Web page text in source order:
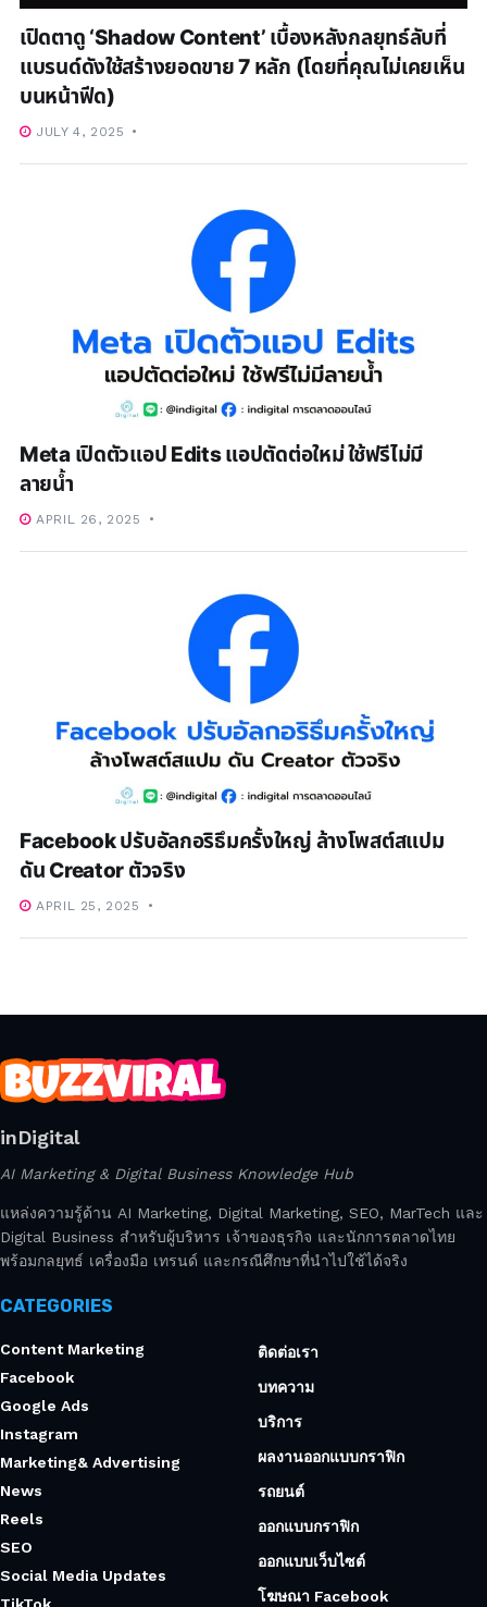
เปิดตาดู ‘Shadow Content’ เบื้องหลังกลยุทธ์ลับที่
แบรนด์ดังใช้สร้างยอดขาย 7 หลัก (โดยที่คุณไม่เคยเห็น
บนหน้าฟีด)
JULY 4, 2025
Meta เปิดตัวแอป Edits แอปตัดต่อใหม่ ใช้ฟรีไม่มี
ลายน้ำ
APRIL 26, 2025
Facebook ปรับอัลกอริธึมครั้งใหญ่ ล้างโพสต์สแปม
ดัน Creator ตัวจริง
APRIL 25, 2025
inDigital
AI Marketing & Digital Business Knowledge Hub
แหล่งความรู้ด้าน AI Marketing, Digital Marketing, SEO, MarTech และ
Digital Business สำหรับผู้บริหาร เจ้าของธุรกิจ และนักการตลาดไทย
พร้อมกลยุทธ์ เครื่องมือ เทรนด์ และกรณีศึกษาที่นำไปใช้ได้จริง
CATEGORIES
Content Marketing
Facebook
Google Ads
Instagram
Marketing& Advertising
News
Reels
SEO
Social Media Updates
ติดต่อเรา
บทความ
บริการ
ผลงานออกแบบกราฟิก
รถยนต์
ออกแบบกราฟิก
ออกแบบเว็บไซต์
โฆษณา Facebook